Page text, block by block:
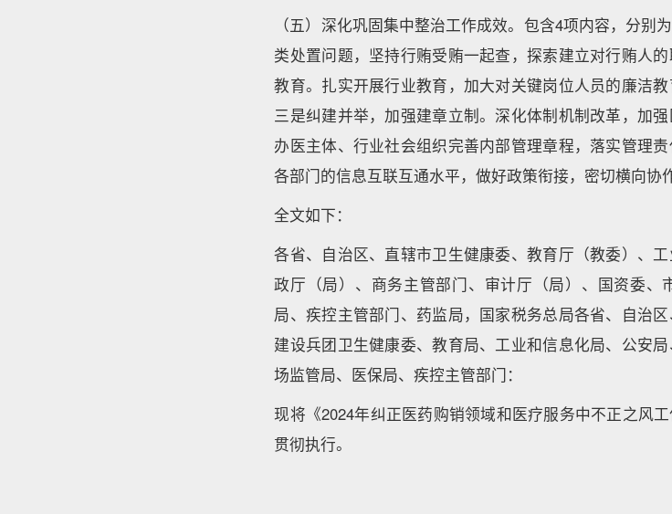
（五）深化巩固集中整治工作成效。包含4项内容，分别
类处置问题，坚持行贿受贿一起查，探索建立对行贿人
教育。扎实开展行业教育，加大对关键岗位人员的廉洁
三是纠建并举，加强建章立制。深化体制机制改革，加
办医主体、行业社会组织完善内部管理章程，落实管理
各部门的信息互联互通水平，做好政策衔接，密切横向协
全文如下：
各省、自治区、直辖市卫生健康委、教育厅（教委）、
政厅（局）、商务主管部门、审计厅（局）、国资委
局、疾控主管部门、药监局，国家税务总局各省、自治
建设兵团卫生健康委、教育局、工业和信息化局、公安
场监管局、医保局、疾控主管部门：
现将《2024年纠正医药购销领域和医疗服务中不正之风
贯彻执行。